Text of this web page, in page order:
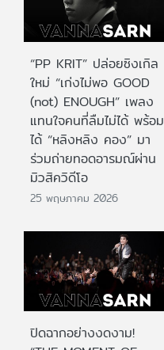
“PP KRIT” ปล่อยซิงเกิล
ใหม่ “เก่งไม่พอ GOOD
(not) ENOUGH” เพลง
แทนใจคนที่ลืมไม่ได้ พร้อม
ได้ “หลิงหลิง คอง” มา
ร่วมถ่ายทอดอารมณ์ผ่าน
มิวสิควิดีโอ
25 พฤษภาคม 2026
ปิดฉากอย่างงดงาม!